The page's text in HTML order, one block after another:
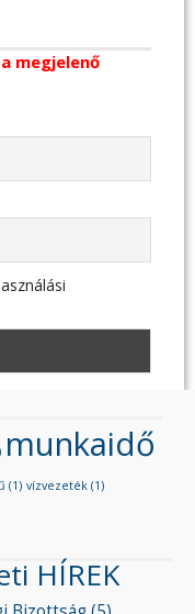
megjelenő
munkaidő
(1) vízvezeték (1)
HÍREK